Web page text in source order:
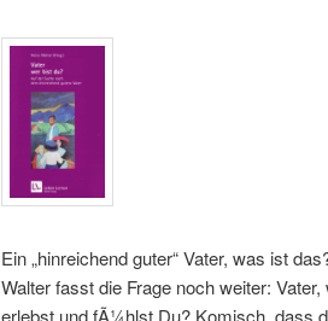
Ein „hinreichend guter“ Vater, was ist
Walter fasst die Frage noch weiter:
erlebst und fÃ¼hlst Du? Komisch, dass